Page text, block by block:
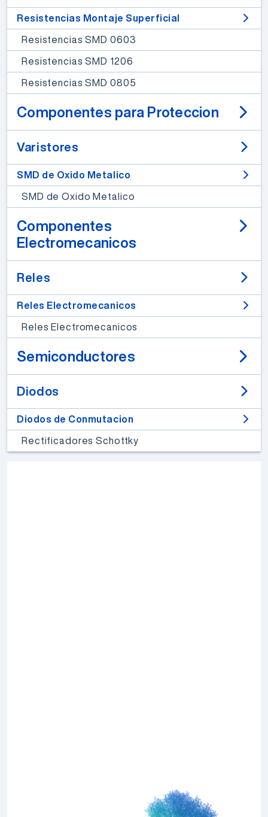
Resistencias Montaje Superficial
Resistencias SMD 0603
Resistencias SMD 1206
Resistencias SMD 0805
Componentes para Proteccion
Varistores
SMD de Oxido Metalico
SMD de Oxido Metalico
Componentes
Electromecanicos
Reles
Reles Electromecanicos
Reles Electromecanicos
Semiconductores
Diodos
Diodos de Conmutacion
Rectificadores Schottky